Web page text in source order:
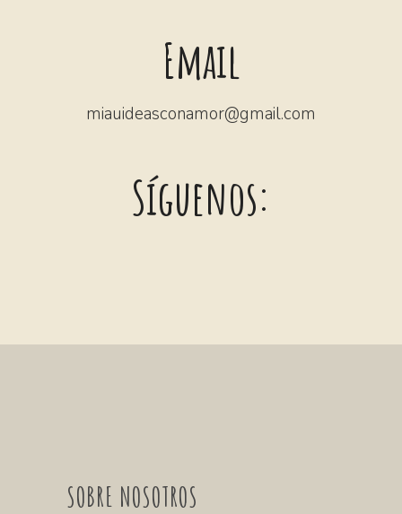
Email
miauideasconamor@gmail.com
Síguenos:
SOBRE NOSOTROS